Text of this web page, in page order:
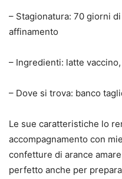
– Stagionatura: 70 giorni
affinamento
– Ingredienti: latte
– Dove si trova: banco
Le sue caratteristiche lo
accompagnamento con
confetture di arance
perfetto anche per